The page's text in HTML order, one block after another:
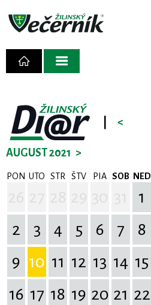
<
AUGUST 2021 >
PON UTO STR ŠTV PIA SOB NED
1
2
3 4 5 6 7
8
9 10 11 12 13 14 15
16 17 18 19 20 21 22